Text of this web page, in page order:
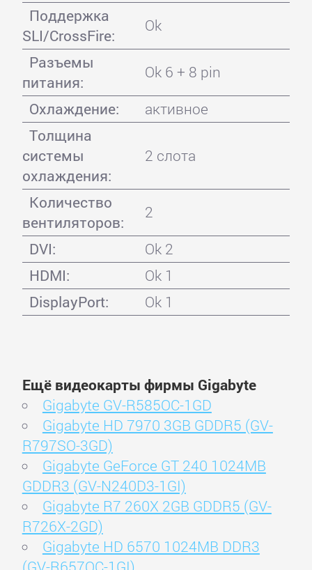
Поддержка
SLI/CrossFire:
Ok
Разъемы
питания:
Ok 6 + 8 pin
Охлаждение:
активное
Толщина
системы
охлаждения:
2 слота
Количество
вентиляторов:
2
DVI:
Ok 2
HDMI:
Ok 1
DisplayPort:
Ok 1
Ещё видеокарты фирмы Gigabyte
Gigabyte GV-R585OC-1GD
Gigabyte HD 7970 3GB GDDR5 (GV-
R797SO-3GD)
Gigabyte GeForce GT 240 1024MB
GDDR3 (GV-N240D3-1GI)
Gigabyte R7 260X 2GB GDDR5 (GV-
R726X-2GD)
Gigabyte HD 6570 1024MB DDR3